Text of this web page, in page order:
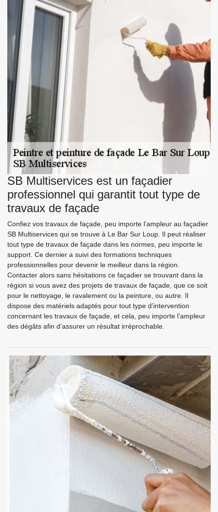
SB Multiservices est un façadier
professionnel qui garantit tout type de
travaux de façade
Confiez vos travaux de façade, peu importe l’ampleur au façadier
SB Multiservices qui se trouve à Le Bar Sur Loup. Il peut réaliser
tout type de travaux de façade dans les normes, peu importe le
support. Ce dernier a suivi des formations techniques
professionnelles pour devenir le meilleur dans la région.
Contacter alors sans hésitations ce façadier se trouvant dans la
région si vous avez des projets de travaux de façade, que ce soit
pour le nettoyage, le ravalement ou la peinture, ou autre. Il
dispose des matériels adaptés pour tout type d’intervention
concernant les travaux de façade, et cela, peu importe l’ampleur
des dégâts afin d’assurer un résultat irréprochable.